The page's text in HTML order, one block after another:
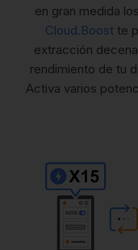
en gran medida
Cloud.Boost te
extracción
rendimiento de tu
Activa varios